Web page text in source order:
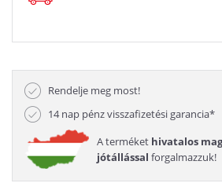
Rendelje meg most!
14 nap pénz visszafizetési garancia*
A terméket hivatalos
jótállással forgalmazzuk!